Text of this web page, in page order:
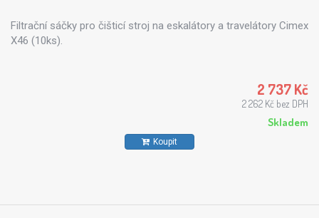
Filtrační sáčky pro čišticí stroj na eskalátory a travelátory Cimex
X46 (10ks).
2 737 Kč
2 262 Kč bez DPH
Skladem
Koupit